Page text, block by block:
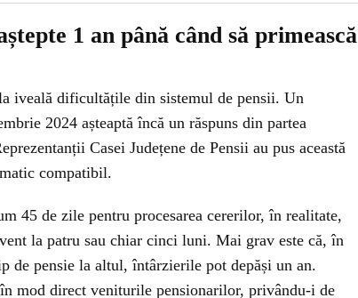
1 an până când să primească
iveală dificultățile din sistemul de pensii. Un
2024 așteaptă încă un răspuns din partea
Casei Județene de Pensii au pus această
compatibil.
45 de zile pentru procesarea cererilor, în realitate,
la patru sau chiar cinci luni. Mai grav este că, în
de pensie la altul, întârzierile pot depăși un an.
mod direct veniturile pensionarilor, privându-i de